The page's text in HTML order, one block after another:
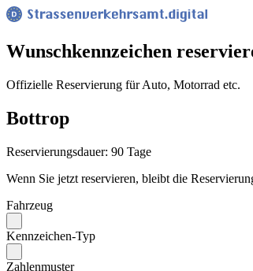
Wunsch­kennzeichen
Offizielle Reservierung für Auto, Motorrad etc.
Bottrop
Reservierungsdauer: 90 Tage
Wenn Sie jetzt reservieren, bleibt die
Fahrzeug
Kennzeichen-Typ
Zahlenmuster